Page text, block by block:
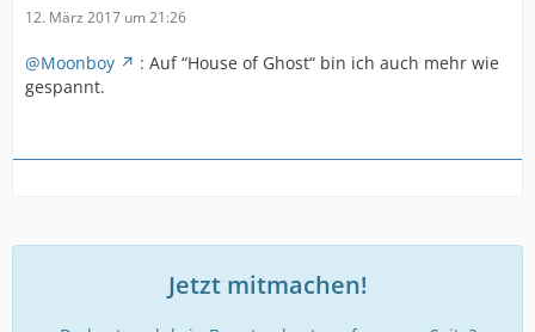
12. März 2017 um 21:26
@Moonboy
: Auf “House of Ghost“ bin ich auch mehr wie
gespannt.
Jetzt mitmachen!